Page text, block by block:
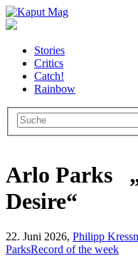
Stories
Critics
Catch!
Rainbow
Arlo Parks
Desire“
22. Juni 2026, Philipp
ParksRecord of the week